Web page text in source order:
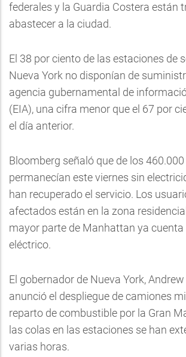
federales y la Guardia Costera están
abastecer a la ciudad.
El 38 por ciento de las estaciones de
Nueva York no disponían de
agencia gubernamental de
(EIA), una cifra menor que el 67 por
el día anterior.
Bloomberg señaló que de los
permanecían este viernes sin
han recuperado el servicio. Los
afectados están en la zona
mayor parte de Manhattan ya
eléctrico.
El gobernador de Nueva York,
anunció el despliegue de camiones
reparto de combustible por la Gran
las colas en las estaciones se han
varias horas.